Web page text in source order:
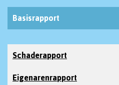
Basisrapport
Schaderapport
Eigenarenrapport